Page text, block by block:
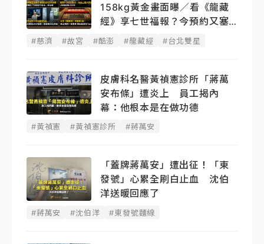
158kg黃金畫面曝／看《龍藏
經》享七世福報？今預約又塞
了
#慈濟 #故宮 #酷澎 #龍藏經 #台北雙星
皮膚科名醫黃禎憲診所「蔣萬
安布條」遭炎上 員工揭內
幕：他根本是在做功德
#黃禎憲 #黃禎憲診所 #蔣萬安
「蓋牌蔣萬安」遭出征！「東
發號」心累全刷白止血 沈伯
洋送暖回應了
#蔣萬安 #沈伯洋 #東發號麵線